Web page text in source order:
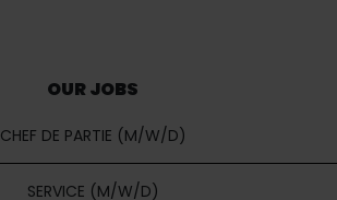
OUR JOBS
CHEF DE PARTIE (M/W/D)
SERVICE (M/W/D)